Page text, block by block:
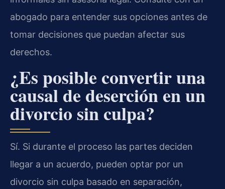
abogado para entender sus opciones antes de
tomar decisiones que puedan afectar sus
derechos.
¿Es posible convertir una
causal de deserción en un
divorcio sin culpa?
Sí. Si durante el proceso las partes deciden
llegar a un acuerdo, pueden optar por un
divorcio sin culpa basado en separación,